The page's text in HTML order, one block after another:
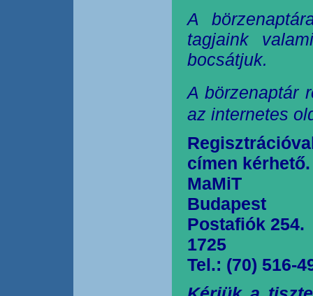
A
tagjaink
bocsátjuk.
A börzenaptár
az internetes
címen kérhető.
MaMiT
Budapest
Postafiók 254.
1725
Tel.: (70) 516-